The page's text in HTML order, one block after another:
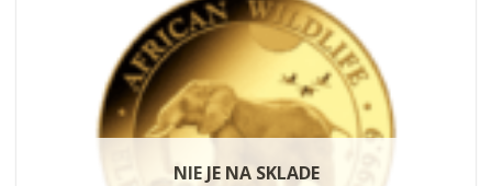
NIE JE NA SKLADE